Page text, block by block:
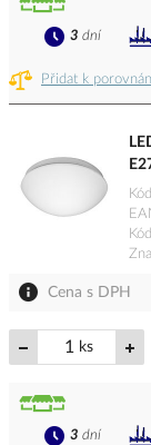
Přidat k
3 dní
Cena s DPH
ks
3 dní